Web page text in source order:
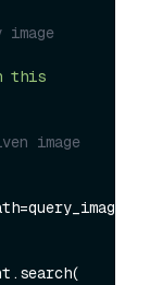
image
this
image